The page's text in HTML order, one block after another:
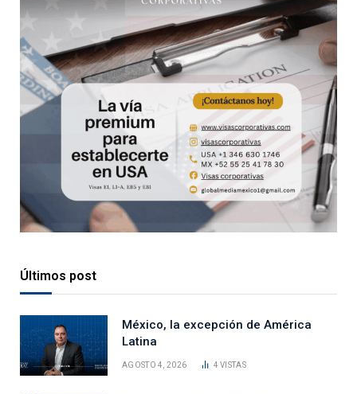
Últimos post
México, la excepción de América
Latina
AGOSTO 4, 2026 4VISTAS